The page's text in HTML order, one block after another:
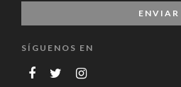
SÍGUENOS EN